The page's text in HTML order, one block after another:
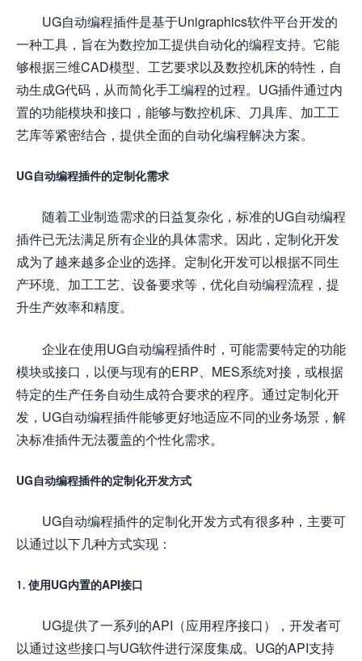
UG自动编程插件是基于Unigraphics软件平台开发的
一种工具，旨在为数控加工提供自动化的编程支持。它能
够根据三维CAD模型、工艺要求以及数控机床的特性，自
动生成G代码，从而简化手工编程的过程。UG插件通过内
置的功能模块和接口，能够与数控机床、刀具库、加工工
艺库等紧密结合，提供全面的自动化编程解决方案。
UG自动编程插件的定制化需求
随着工业制造需求的日益复杂化，标准的UG自动编程
插件已无法满足所有企业的具体需求。因此，定制化开发
成为了越来越多企业的选择。定制化开发可以根据不同生
产环境、加工工艺、设备要求等，优化自动编程流程，提
升生产效率和精度。
企业在使用UG自动编程插件时，可能需要特定的功能
模块或接口，以便与现有的ERP、MES系统对接，或根据
特定的生产任务自动生成符合要求的程序。通过定制化开
发，UG自动编程插件能够更好地适应不同的业务场景，解
决标准插件无法覆盖的个性化需求。
UG自动编程插件的定制化开发方式
UG自动编程插件的定制化开发方式有很多种，主要可
以通过以下几种方式实现：
1. 使用UG内置的API接口
UG提供了一系列的API（应用程序接口），开发者可
以通过这些接口与UG软件进行深度集成。UG的API支持